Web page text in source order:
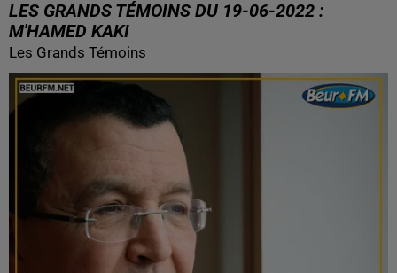
LES GRANDS TÉMOINS DU 19-06-2022 :
M'HAMED KAKI
Les Grands Témoins